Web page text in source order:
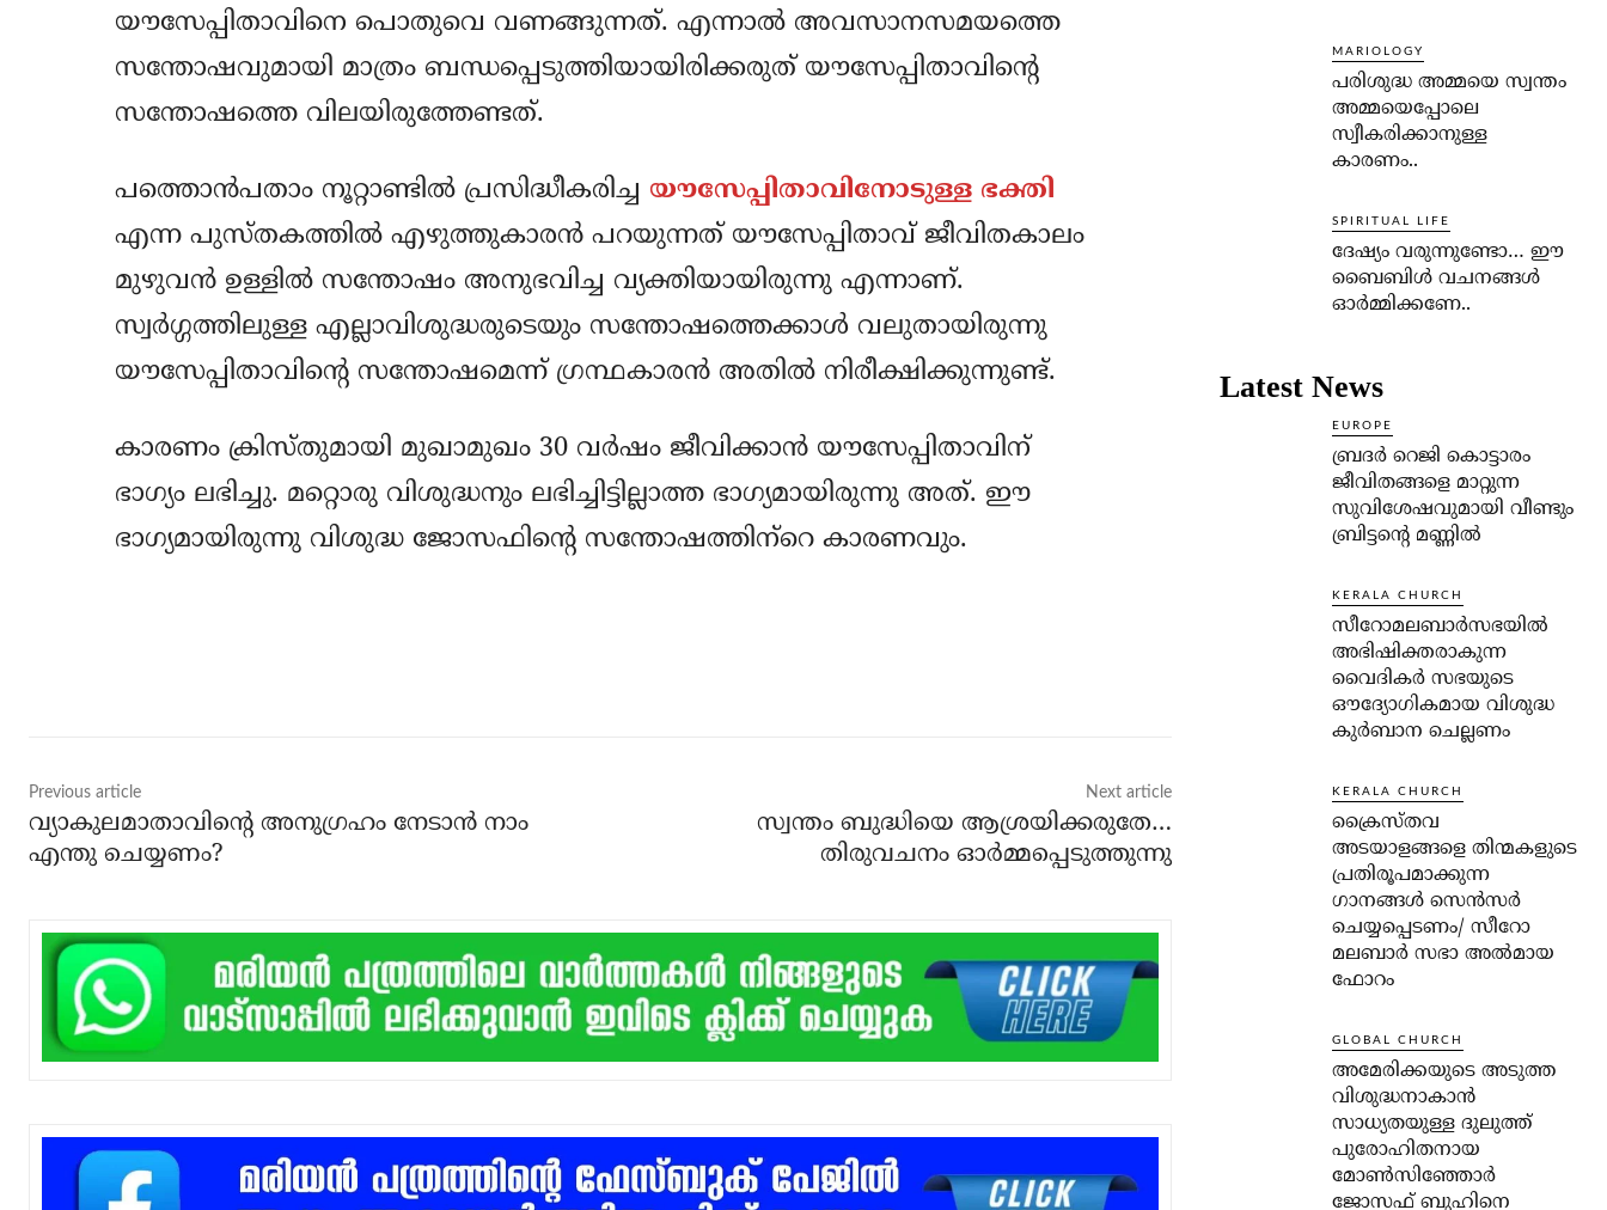
യൗസേപ്പിതാവിനെ പൊതുവെ വണങ്ങുന്നത്. എന്നാല്‍ അവസാനസമയത്തെ
സന്തോഷവുമായി മാത്രം ബന്ധപ്പെടുത്തിയായിരിക്കരുത് യൗസേപ്പിതാവിന്റെ
സന്തോഷത്തെ വിലയിരുത്തേണ്ടത്.
പത്തൊന്‍പതാം നൂറ്റാണ്ടില്‍ പ്രസിദ്ധീകരിച്ച യൗസേപ്പിതാവിനോടുള്ള ഭക്തി
എന്ന പുസ്തകത്തില്‍ എഴുത്തുകാരന്‍ പറയുന്നത് യൗസേപ്പിതാവ് ജീവിതകാലം
മുഴുവന്‍ ഉള്ളില്‍ സന്തോഷം അനുഭവിച്ച വ്യക്തിയായിരുന്നു എന്നാണ്.
സ്വര്‍ഗ്ഗത്തിലുള്ള എല്ലാവിശുദ്ധരുടെയും സന്തോഷത്തെക്കാള്‍ വലുതായിരുന്നു
യൗസേപ്പിതാവിന്റെ സന്തോഷമെന്ന് ഗ്രന്ഥകാരന്‍ അതില്‍ നിരീക്ഷിക്കുന്നുണ്ട്.
കാരണം ക്രിസ്തുമായി മുഖാമുഖം 30 വര്‍ഷം ജീവിക്കാന്‍ യൗസേപ്പിതാവിന്
ഭാഗ്യം ലഭിച്ചു. മറ്റൊരു വിശുദ്ധനും ലഭിച്ചിട്ടില്ലാത്ത ഭാഗ്യമായിരുന്നു അത്. ഈ
ഭാഗ്യമായിരുന്നു വിശുദ്ധ ജോസഫിന്റെ സന്തോഷത്തിന്‌റെ കാരണവും.
Previous article
വ്യാകുലമാതാവിന്‍റെ അനുഗ്രഹം നേടാന്‍ നാം
എന്തു ചെയ്യണം?
Next article
സ്വന്തം ബുദ്ധിയെ ആശ്രയിക്കരുതേ…
തിരുവചനം ഓര്‍മ്മപ്പെടുത്തുന്നു
MARIOLOGY
പരിശുദ്ധ അമ്മയെ സ്വന്തം
അമ്മയെപ്പോലെ
സ്വീകരിക്കാനുള്ള
കാരണം..
SPIRITUAL LIFE
ദേഷ്യം വരുന്നുണ്ടോ… ഈ
ബൈബിള്‍ വചനങ്ങള്‍
ഓര്‍മ്മിക്കണേ..
Latest News
EUROPE
ബ്രദർ റെജി കൊട്ടാരം
ജീവിതങ്ങളെ മാറ്റുന്ന
സുവിശേഷവുമായി വീണ്ടും
ബ്രിട്ടന്റെ മണ്ണിൽ
KERALA CHURCH
സീറോമലബാർസഭയിൽ
അഭിഷിക്തരാകുന്ന
വൈദികർ സഭയുടെ
ഔദ്യോഗികമായ വിശുദ്ധ
കുർബാന ചെല്ലണം
KERALA CHURCH
ക്രൈസ്തവ
അടയാളങ്ങളെ തിന്മകളുടെ
പ്രതിരൂപമാക്കുന്ന
ഗാനങ്ങൾ സെൻസർ
ചെയ്യപ്പെടണം/ സീറോ
മലബാർ സഭാ അൽമായ
ഫോറം
GLOBAL CHURCH
അമേരിക്കയുടെ അടുത്ത
വിശുദ്ധനാകാൻ
സാധ്യതയുള്ള ദുലുത്ത്
പുരോഹിതനായ
മോൺസിഞ്ഞോർ
ജോസഫ് ബുഹിനെ